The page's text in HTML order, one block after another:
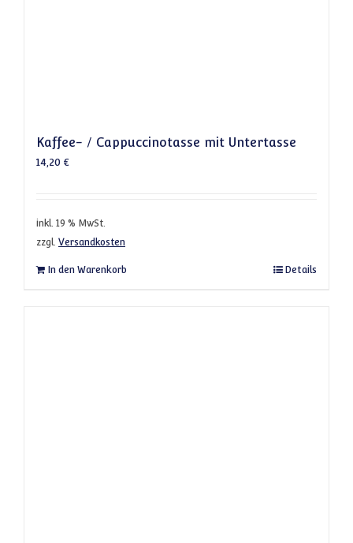
Kaffee- / Cappuccinotasse mit Untertasse
14,20 €
inkl. 19 % MwSt.
zzgl. Versandkosten
In den Warenkorb Details